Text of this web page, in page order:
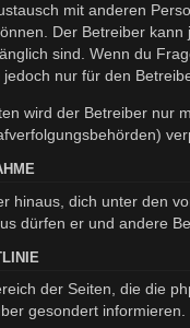
mit anderen
Der Betreiber
sind. Wenn du
nur für den
wird der Betreiber nur
hinaus, dich unter den
dürfen er und andere
der Seiten, die die
gesondert informieren.